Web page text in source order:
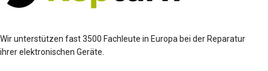
Wir unterstützen fast 3500 Fachleute in Europa bei der Reparatur
ihrer elektronischen Geräte.